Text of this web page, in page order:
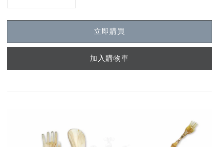
立即購買
加入購物車